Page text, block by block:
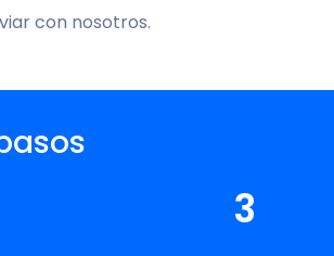
con nosotros.
3